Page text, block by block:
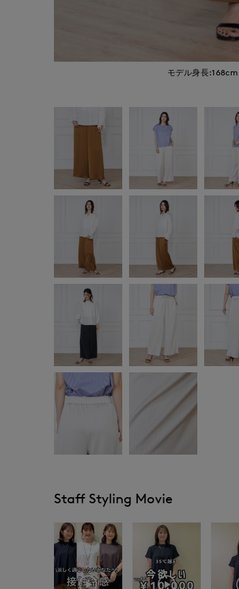
モデル身長:168cm
Staff Styling Movie